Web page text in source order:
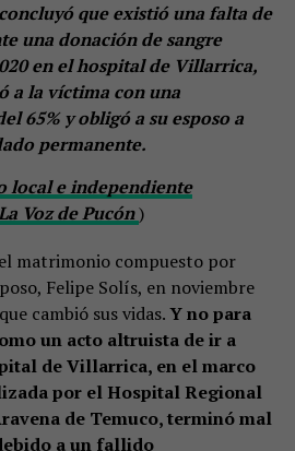
que existió una falta de
una donación de sangre
en el hospital de Villarrica,
a la víctima con una
65% y obligó a su esposo a
permanente.
local e independiente
Voz de Pucón)
matrimonio compuesto por
Felipe Solís, en noviembre
cambió sus vidas.Y no para
un acto altruista de ir a
de Villarrica, en el marco
por el Hospital Regional
de Temuco, terminó mal
a un fallido